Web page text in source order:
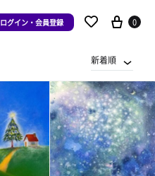
ログイン・会員登録 0
新着順